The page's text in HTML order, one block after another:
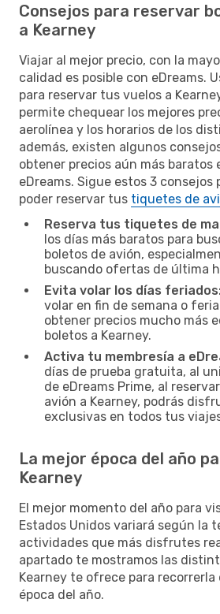
Consejos para reservar
a Kearney
Viajar al mejor precio, con la
calidad es posible con eDreams.
para reservar tus vuelos a
permite chequear los mejores
aerolínea y los horarios de los
además, existen algunos
obtener precios aún más baratos
eDreams. Sigue estos 3 consejos
poder reservar tus tiquetes de
Reserva tus tiquetes de
los días más baratos para
boletos de avión,
buscando ofertas de última
Evita volar los días
volar en fin de semana o
obtener precios mucho más
boletos a Kearney.
Activa tu membresía a
días de prueba gratuita, al
de eDreams Prime, al
avión a Kearney, podrás
exclusivas en todos tus
La mejor época del año
Kearney
El mejor momento del año para
Estados Unidos variará según la
actividades que más disfrutes
apartado te mostramos las
Kearney te ofrece para
época del año.